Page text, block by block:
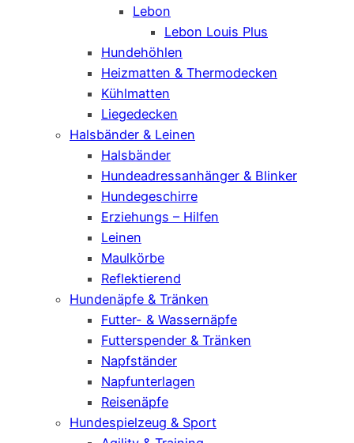
Lebon
Lebon Louis Plus
Hundehöhlen
Heizmatten & Thermodecken
Kühlmatten
Liegedecken
Halsbänder & Leinen
Halsbänder
Hundeadressanhänger & Blinker
Hundegeschirre
Erziehungs – Hilfen
Leinen
Maulkörbe
Reflektierend
Hundenäpfe & Tränken
Futter- & Wassernäpfe
Futterspender & Tränken
Napfständer
Napfunterlagen
Reisenäpfe
Hundespielzeug & Sport